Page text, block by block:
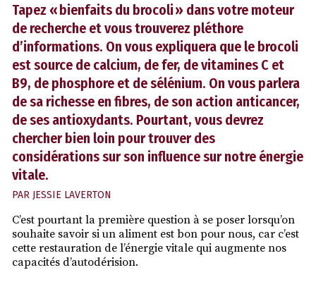
Tapez « bienfaits du brocoli » dans votre moteur
de recherche et vous trouverez pléthore
d’informations. On vous expliquera que le brocoli
est source de calcium, de fer, de vitamines C et
B9, de phosphore et de sélénium. On vous parlera
de sa richesse en fibres, de son action anticancer,
de ses antioxydants. Pourtant, vous devrez
chercher bien loin pour trouver des
considérations sur son influence sur notre énergie
vitale.
PAR JESSIE LAVERTON
C’est pourtant la première question à se poser lorsqu’on
souhaite savoir si un aliment est bon pour nous, car c’est
cette restauration de l’énergie vitale qui augmente nos
capacités d’autodérision.